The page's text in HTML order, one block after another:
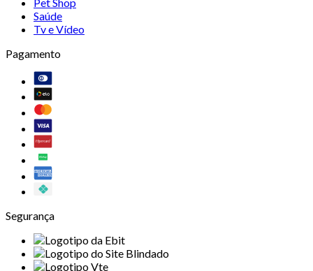
Saúde
Tv e Vídeo
Pagamento
Segurança